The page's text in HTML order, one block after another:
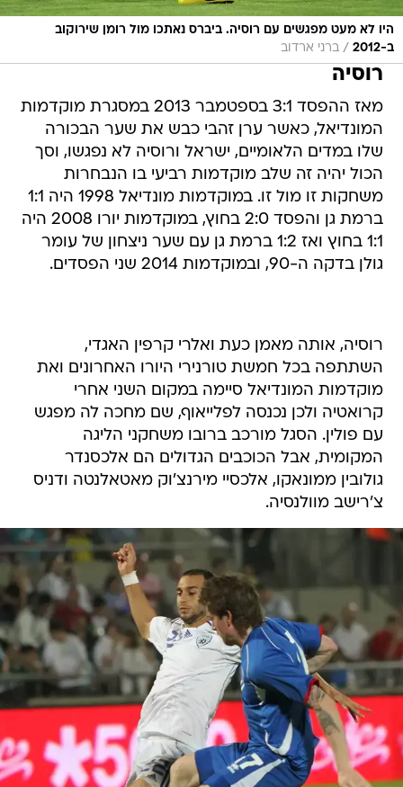
היו לא מעט מפגשים עם רוסיה. ביברס נאתכו מול רומן שירוקוב
ב-2012
/ ברני ארדוב
רוסיה
מאז ההפסד 3:1 בספטמבר 2013 במסגרת מוקדמות
המונדיאל, כאשר ערן זהבי כבש את שער הבכורה
שלו במדים הלאומיים, ישראל ורוסיה לא נפגשו, וסך
הכול יהיה זה שלב מוקדמות רביעי בו הנבחרות
משחקות זו מול זו. במוקדמות מונדיאל 1998 היה 1:1
ברמת גן והפסד 2:0 בחוץ, במוקדמות יורו 2008 היה
1:1 בחוץ ואז 1:2 ברמת גן עם שער ניצחון של עומר
גולן בדקה ה-90, ובמוקדמות 2014 שני הפסדים.
רוסיה, אותה מאמן כעת ואלרי קרפין האגדי,
השתתפה בכל חמשת טורנירי היורו האחרונים ואת
מוקדמות המונדיאל סיימה במקום השני אחרי
קרואטיה ולכן נכנסה לפלייאוף, שם מחכה לה מפגש
עם פולין. הסגל מורכב ברובו משחקני הליגה
המקומית, אבל הכוכבים הגדולים הם אלכסנדר
גולובין ממונאקו, אלכסיי מירנצ'וק מאטאלנטה ודניס
צ'רישב מוולנסיה.